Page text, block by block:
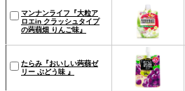
マンナンライフ『大粒ア
ロエin クラッシュタイプ
の蒟蒻畑 りんご味』
たらみ『おいしい蒟蒻ゼ
リー ぶどう味 』